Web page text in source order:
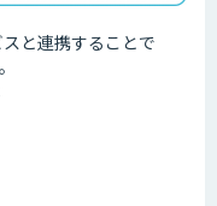
と連携することで